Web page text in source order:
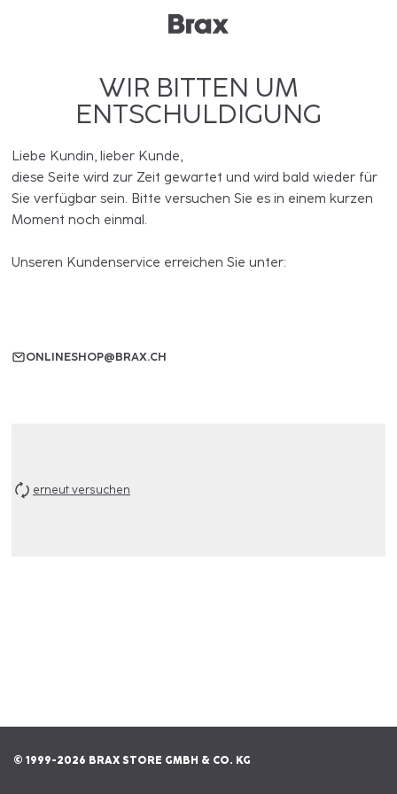
WIR BITTEN UM
ENTSCHULDIGUNG
Liebe Kundin, lieber Kunde,
diese Seite wird zur Zeit gewartet und wird bald wieder für
Sie verfügbar sein. Bitte versuchen Sie es in einem kurzen
Moment noch einmal.
Unseren Kundenservice erreichen Sie unter:
ONLINESHOP@BRAX.CH
erneut versuchen
© 1999-2026 BRAX STORE GMBH & CO. KG